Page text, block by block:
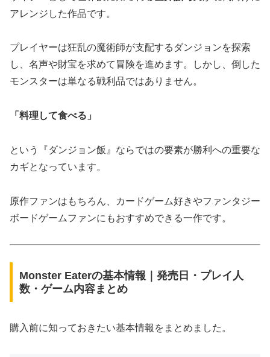
アレンジした作品です。
プレイヤーは狂乱の魔術師が支配するダンジョンを探索
し、名声や財宝を求めて冒険を進めます。しかし、倒した
モンスターは単なる戦利品ではありません。
「料理して食べる」
という『ダンジョン飯』ならではの要素が勝利への重要な
カギとなっています。
原作ファンはもちろん、カードゲーム好きやファンタジー
ボードゲームファンにもおすすめできる一作です。
Monster Eaterの基本情報｜発売日・プレイ人
数・ゲーム内容まとめ
購入前に知っておきたい基本情報をまとめました。